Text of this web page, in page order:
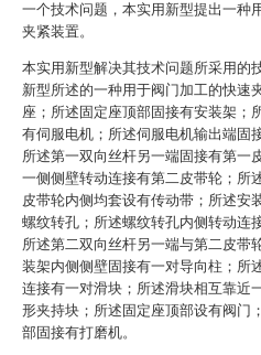
一个技术问题，本实用新型提出一种
夹紧装置。
本实用新型解决其技术问题所采用的
新型所述的一种用于阀门加工的快速
座；所述固定座顶部固接有安装架；
有伺服电机；所述伺服电机输出端固
所述第一双向丝杆另一端固接有第一
一侧侧壁转动连接有第二皮带轮；所
皮带轮内侧均套设有传动带；所述安
螺纹转孔；所述螺纹转孔内侧转动连
所述第二双向丝杆另一端与第二皮带
装架内侧侧壁固接有一对导向柱；所
连接有一对滑块；所述滑块相互靠近
形夹持块；所述固定座顶部设有阀门
部固接有打磨机。